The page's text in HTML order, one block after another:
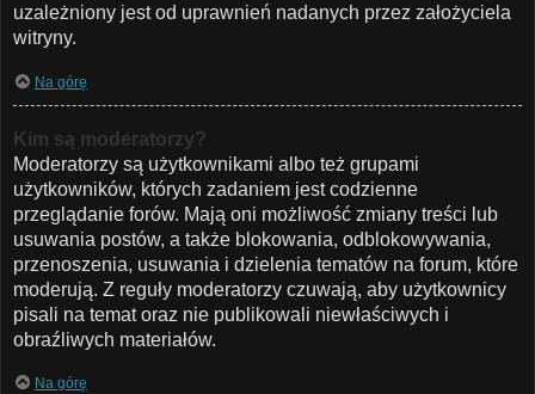
uzależniony jest od uprawnień nadanych przez założyciela
witryny.
Na górę
Kim są moderatorzy?
Moderatorzy są użytkownikami albo też grupami
użytkowników, których zadaniem jest codzienne
przeglądanie forów. Mają oni możliwość zmiany treści lub
usuwania postów, a także blokowania, odblokowywania,
przenoszenia, usuwania i dzielenia tematów na forum, które
moderują. Z reguły moderatorzy czuwają, aby użytkownicy
pisali na temat oraz nie publikowali niewłaściwych i
obraźliwych materiałów.
Na górę